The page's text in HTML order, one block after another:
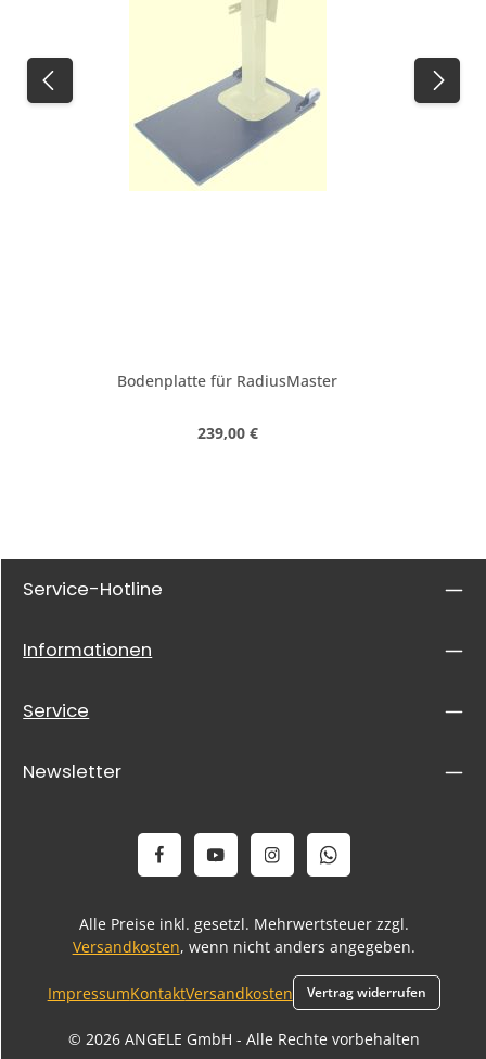
Bodenplatte für RadiusMaster
Regulärer Preis:
239,00 €
Service-Hotline
Informationen
Service
Newsletter
Alle Preise inkl. gesetzl. Mehrwertsteuer zzgl.
Versandkosten, wenn nicht anders angegeben.
© 2026 ANGELE GmbH - Alle Rechte vorbehalten
ImpressumKontaktVersandkosten Vertrag widerrufen